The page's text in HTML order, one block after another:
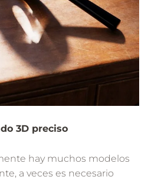
3D preciso
hay muchos modelos
a veces es necesario